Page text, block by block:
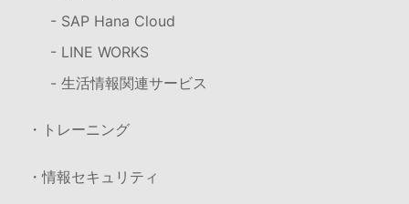
- SAP Hana Cloud
- LINE WORKS
- 生活情報関連サービス
・トレーニング
・情報セキュリティ